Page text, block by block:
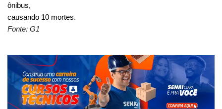
ônibus,
causando 10 mortes.
Fonte: G1